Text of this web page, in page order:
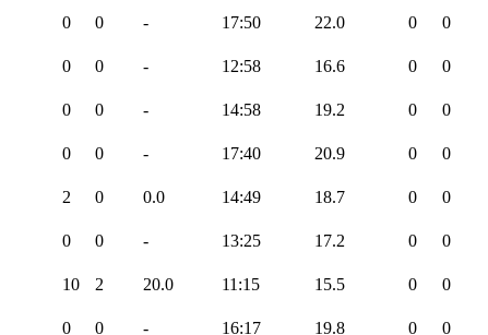
0 0 - 17:50 22.0 0 0
0 0 - 12:58 16.6 0 0
0 0 - 14:58 19.2 0 0
0 0 - 17:40 20.9 0 0
2 0 0.0 14:49 18.7 0 0
0 0 - 13:25 17.2 0 0
10 2 20.0 11:15 15.5 0
0
0 0 - 16:17 19.8 0 0